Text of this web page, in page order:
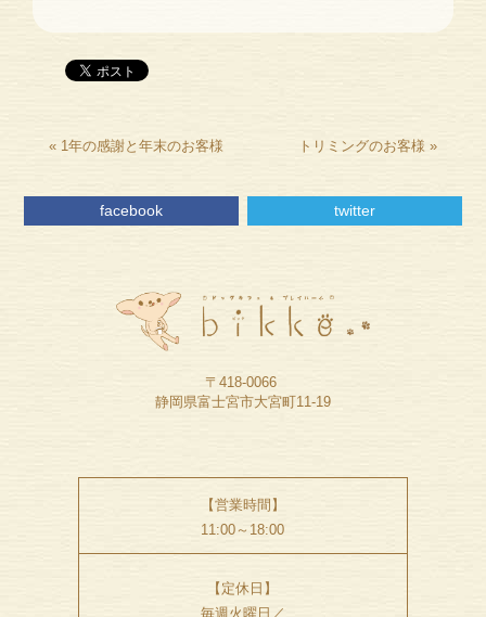
« 1年の感謝と年末のお客様 トリミングのお客様 »
facebook twitter
〒418-0066
静岡県富士宮市大宮町11-19
【営業時間】
11:00～18:00
【定休日】
毎週火曜日／